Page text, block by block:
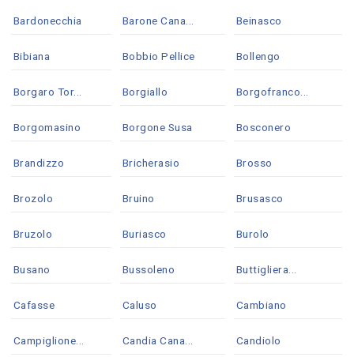
Bardonecchia Barone Cana... Beinasco
Bibiana Bobbio Pellice Bollengo
Borgaro Tor... Borgiallo Borgofranco...
Borgomasino Borgone Susa Bosconero
Brandizzo Bricherasio Brosso
Brozolo Bruino Brusasco
Bruzolo Buriasco Burolo
Busano Bussoleno Buttigliera...
Cafasse Caluso Cambiano
Campiglione... Candia Cana... Candiolo